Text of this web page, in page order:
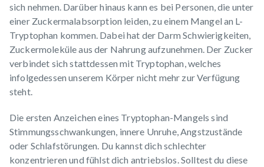
sich nehmen. Darüber hinaus kann es bei Personen, die unter
einer Zuckermalabsorption leiden, zu einem Mangel an L-
Tryptophan kommen. Dabei hat der Darm Schwierigkeiten,
Zuckermoleküle aus der Nahrung aufzunehmen. Der Zucker
verbindet sich stattdessen mit Tryptophan, welches
infolgedessen unserem Körper nicht mehr zur Verfügung
steht.
Die ersten Anzeichen eines Tryptophan-Mangels sind
Stimmungsschwankungen, innere Unruhe, Angstzustände
oder Schlafstörungen. Du kannst dich schlechter
konzentrieren und fühlst dich antriebslos.Solltest du diese